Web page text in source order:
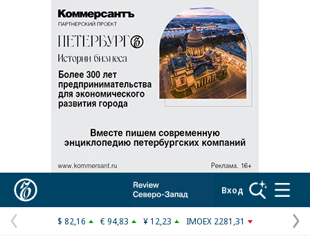
Реклама в «Ъ» www.kommersant.ru/ad
Вход
Предыдущая
$ 82,16 € 94,83 ¥ 12,23 IMOEX 2281,31